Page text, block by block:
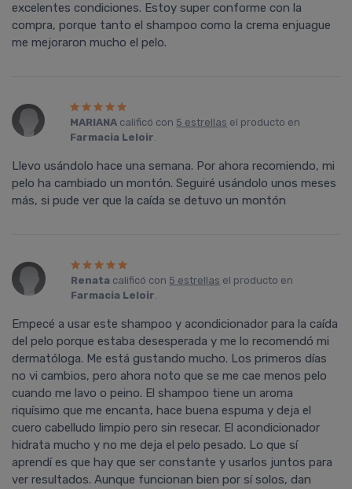
excelentes condiciones. Estoy super conforme con la
compra, porque tanto el shampoo como la crema enjuague
me mejoraron mucho el pelo.
MARIANA calificó con 5 estrellas el producto en
Farmacia Leloir.
Llevo usándolo hace una semana. Por ahora recomiendo, mi
pelo ha cambiado un montón. Seguiré usándolo unos meses
más, si pude ver que la caída se detuvo un montón
Renata calificó con 5 estrellas el producto en
Farmacia Leloir.
Empecé a usar este shampoo y acondicionador para la caída
del pelo porque estaba desesperada y me lo recomendó mi
dermatóloga. Me está gustando mucho. Los primeros días
no vi cambios, pero ahora noto que se me cae menos pelo
cuando me lavo o peino. El shampoo tiene un aroma
riquísimo que me encanta, hace buena espuma y deja el
cuero cabelludo limpio pero sin resecar. El acondicionador
hidrata mucho y no me deja el pelo pesado. Lo que sí
aprendí es que hay que ser constante y usarlos juntos para
ver resultados. Aunque funcionan bien por sí solos, dan